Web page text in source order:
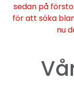
sedan på
för att söka
nu